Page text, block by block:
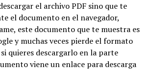
el archivo PDF sino que te
el documento en el navegador,
este documento que te muestra es
y muchas veces pierde el formato
quieres descargarlo en la parte
viene un enlace para descarga